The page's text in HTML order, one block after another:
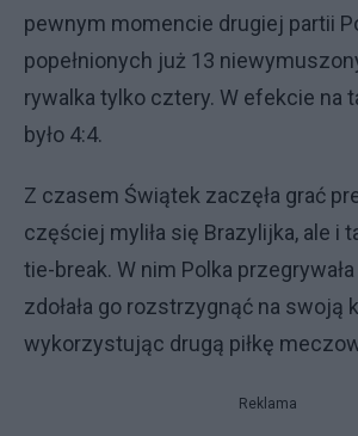
pewnym momencie drugiej partii
popełnionych już 13
rywalka tylko cztery. W efekcie na
było 4:4.
Z czasem Świątek zaczęła grać
częściej myliła się Brazylijka, ale i
tie-break. W nim Polka
zdołała go rozstrzygnąć na swoją
wykorzystując drugą piłkę
Reklama